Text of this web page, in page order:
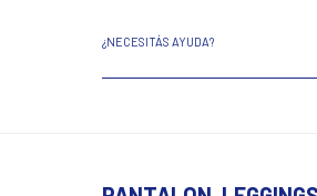
¿NECESITÁS AYUDA?